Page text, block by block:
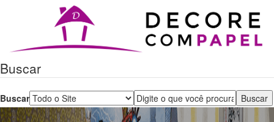
repleta
padrões
com
aspecto
Decore
com
papel
é
pioneira
Buscar
Buscar